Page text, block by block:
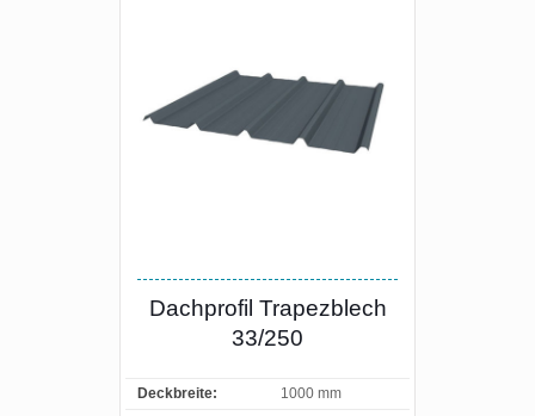
Dachprofil Trapezblech
33/250
Deckbreite: 1000 mm